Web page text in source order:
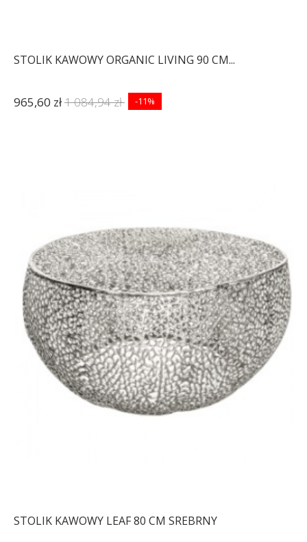
STOLIK KAWOWY ORGANIC LIVING 90 CM...
965,60 zł1 084,94 zł -11%
STOLIK KAWOWY LEAF 80 CM SREBRNY